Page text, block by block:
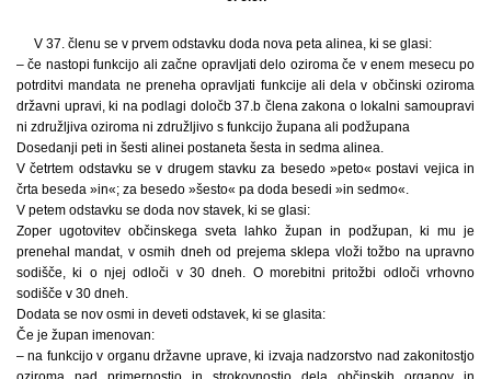
V 37. členu se v prvem odstavku doda nova peta alinea, ki se glasi:
– če nastopi funkcijo ali začne opravljati delo oziroma če v enem mesecu po
potrditvi mandata ne preneha opravljati funkcije ali dela v občinski oziroma
državni upravi, ki na podlagi določb 37.b člena zakona o lokalni samoupravi
ni združljiva oziroma ni združljivo s funkcijo župana ali podžupana
Dosedanji peti in šesti alinei postaneta šesta in sedma alinea.
V četrtem odstavku se v drugem stavku za besedo »peto« postavi vejica in
črta beseda »in«; za besedo »šesto« pa doda besedi »in sedmo«.
V petem odstavku se doda nov stavek, ki se glasi:
Zoper ugotovitev občinskega sveta lahko župan in podžupan, ki mu je
prenehal mandat, v osmih dneh od prejema sklepa vloži tožbo na upravno
sodišče, ki o njej odloči v 30 dneh. O morebitni pritožbi odloči vrhovno
sodišče v 30 dneh.
Dodata se nov osmi in deveti odstavek, ki se glasita:
Če je župan imenovan:
– na funkcijo v organu državne uprave, ki izvaja nadzorstvo nad zakonitostjo